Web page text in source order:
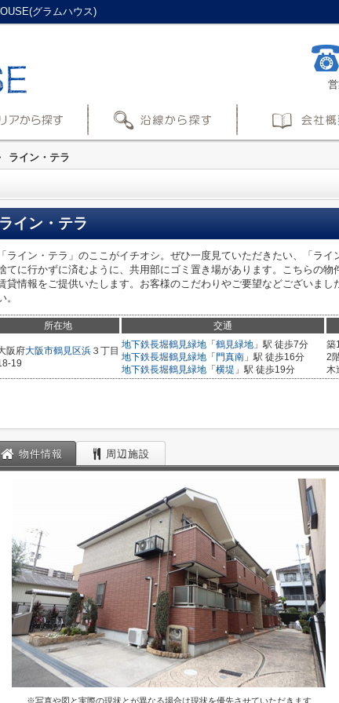
グラムハウス)
ライン・テラ
ライン・テラ
「ライン・テラ」のここがイチオシ。ぜひ一度見ていただきたい、「ラ
てに行かずに済むように、共用部にゴミ置き場があります。こちらの
貸情報をご提供いたします。お客様のこだわりやご要望などございま
。
所在地 交通
阪府大阪市鶴見区浜 ３丁目
19
地下鉄長堀鶴見緑地 「 鶴見緑地 」駅 徒歩7分
地下鉄長堀鶴見緑地 「 門真南 」駅 徒歩16分
地下鉄長堀鶴見緑地 「 横堤 」駅 徒歩19分
築
2
木
物件情報 周辺施設
※写真や図と実際の現状とが異なる場合は現状を優先させていただきます